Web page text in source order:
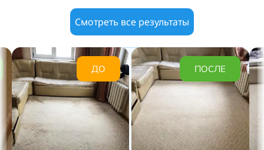
Смотреть все результаты
ДО ПОСЛЕ